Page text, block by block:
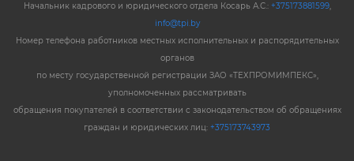
Начальник кадрового и юридического отдела Косарь А.С.: +375173881599,
info@tpi.by
Номер телефона работников местных исполнительных и распорядительных
органов
по месту государственной регистрации ЗАО «ТЕХПРОМИМПЕКС»,
уполномоченных рассматривать
обращения покупателей в соответствии с законодательством об обращениях
граждан и юридических лиц: +375173743973